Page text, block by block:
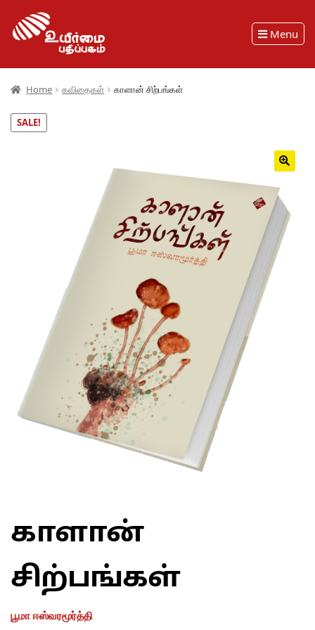
Menu
Home கவிதைகள் காளான் சிற்பங்கள்
SALE!
காளான்
சிற்பங்கள்
பூமா ஈஸ்வரமூர்த்தி